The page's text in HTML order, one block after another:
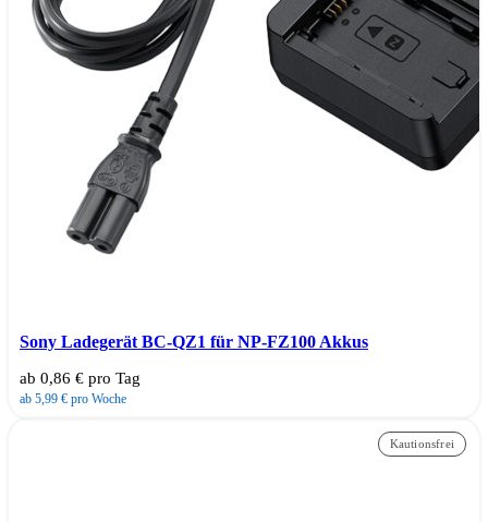
Sony Ladegerät BC-QZ1 für NP-FZ100 Akkus
ab 0,86 € pro Tag
ab 5,99 € pro Woche
Kautionsfrei